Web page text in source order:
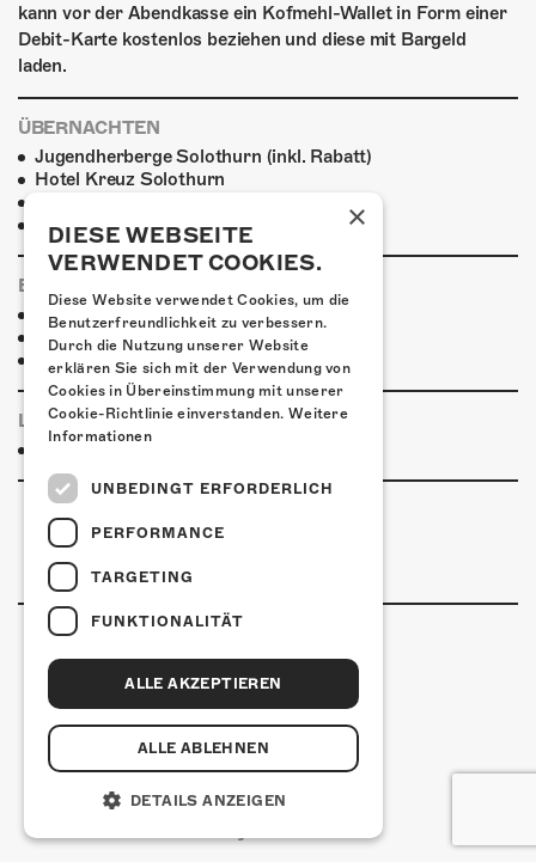
kann vor der Abendkasse ein Kofmehl-Wallet in Form einer
Debit-Karte kostenlos beziehen und diese mit Bargeld
laden.
ÜBERNACHTEN
Jugendherberge Solothurn (inkl. Rabatt)
Hotel Kreuz Solothurn
Weitere Unterkünfte
ESSENSTIPPS
Pier 11
Restaurant Kreuz
Pittaria
LINKS & PARTNER
Kulturfabrik Kofmehl
Kofmehlweg 1
+41 32 621 20 60
×
DIESE WEBSEITE
VERWENDET COOKIES.
Diese Website verwendet Cookies, um die
Benutzerfreundlichkeit zu verbessern.
Durch die Nutzung unserer Website
erklären Sie sich mit der Verwendung von
Cookies in Übereinstimmung mit unserer
Cookie-Richtlinie einverstanden. Weitere
Informationen
UNBEDINGT ERFORDERLICH
PERFORMANCE
TARGETING
FUNKTIONALITÄT
ALLE AKZEPTIEREN
ALLE ABLEHNEN
DETAILS ANZEIGEN